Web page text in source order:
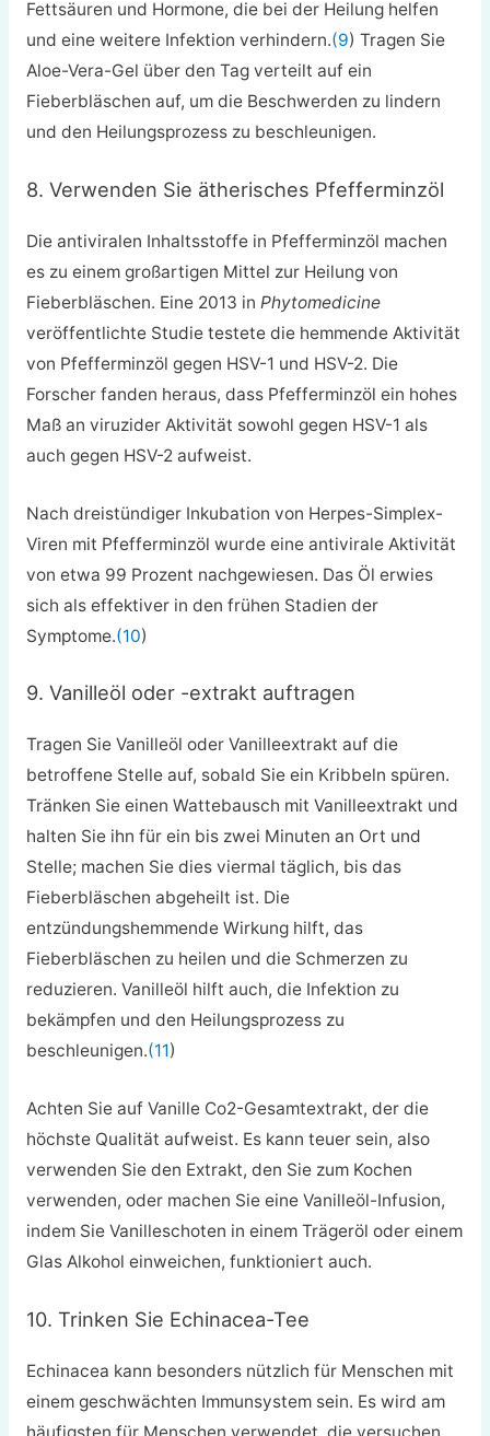
Fettsäuren und Hormone, die bei der Heilung helfen
und eine weitere Infektion verhindern.(9) Tragen Sie
Aloe-Vera-Gel über den Tag verteilt auf ein
Fieberbläschen auf, um die Beschwerden zu lindern
und den Heilungsprozess zu beschleunigen.
8. Verwenden Sie ätherisches Pfefferminzöl
Die antiviralen Inhaltsstoffe in Pfefferminzöl machen
es zu einem großartigen Mittel zur Heilung von
Fieberbläschen. Eine 2013 in Phytomedicine
veröffentlichte Studie testete die hemmende Aktivität
von Pfefferminzöl gegen HSV-1 und HSV-2. Die
Forscher fanden heraus, dass Pfefferminzöl ein hohes
Maß an viruzider Aktivität sowohl gegen HSV-1 als
auch gegen HSV-2 aufweist.
Nach dreistündiger Inkubation von Herpes-Simplex-
Viren mit Pfefferminzöl wurde eine antivirale Aktivität
von etwa 99 Prozent nachgewiesen. Das Öl erwies
sich als effektiver in den frühen Stadien der
Symptome.(10)
9. Vanilleöl oder -extrakt auftragen
Tragen Sie Vanilleöl oder Vanilleextrakt auf die
betroffene Stelle auf, sobald Sie ein Kribbeln spüren.
Tränken Sie einen Wattebausch mit Vanilleextrakt und
halten Sie ihn für ein bis zwei Minuten an Ort und
Stelle; machen Sie dies viermal täglich, bis das
Fieberbläschen abgeheilt ist. Die
entzündungshemmende Wirkung hilft, das
Fieberbläschen zu heilen und die Schmerzen zu
reduzieren. Vanilleöl hilft auch, die Infektion zu
bekämpfen und den Heilungsprozess zu
beschleunigen.(11)
Achten Sie auf Vanille Co2-Gesamtextrakt, der die
höchste Qualität aufweist. Es kann teuer sein, also
verwenden Sie den Extrakt, den Sie zum Kochen
verwenden, oder machen Sie eine Vanilleöl-Infusion,
indem Sie Vanilleschoten in einem Trägeröl oder einem
Glas Alkohol einweichen, funktioniert auch.
10. Trinken Sie Echinacea-Tee
Echinacea kann besonders nützlich für Menschen mit
einem geschwächten Immunsystem sein. Es wird am